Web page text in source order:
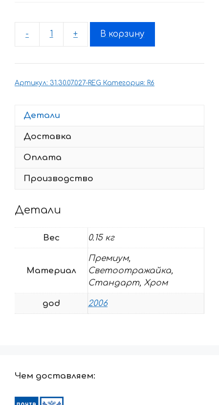
-
Количество
Комплект
Yamaha
2006
+ В корзину
Артикул: 31.30.07.027-REG Категория: R6
Детали
Доставка
Оплата
Производство
Детали
Вес 0.15 кг
Материал
Премиум,
Светоотражайка,
Стандарт, Хром
god 2006
Чем доставляем: